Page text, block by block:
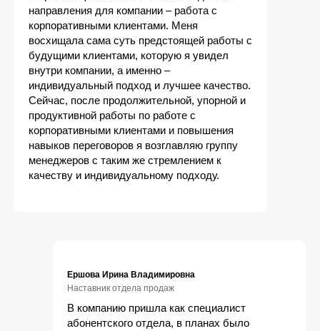
направления для компании – работа с
корпоративными клиентами. Меня
восхищала сама суть предстоящей работы с
будущими клиентами, которую я увидел
внутри компании, а именно –
индивидуальный подход и лучшее качество.
Сейчас, после продолжительной, упорной и
продуктивной работы по работе с
корпоративными клиентами и повышения
навыков переговоров я возглавляю группу
менеджеров с таким же стремлением к
качеству и индивидуальному подходу.
Ершова Ирина Владимировна
Наставник отдела продаж
В компанию пришла как специалист
абонентского отдела, в планах было